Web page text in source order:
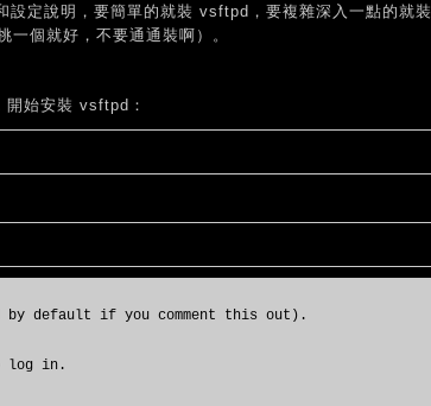
定說明，要簡單的就裝 vsftpd，要複雜深入一點的就裝
個就好，不要通通裝啊）。
始安裝 vsftpd：
by default if you comment this out).
log in.